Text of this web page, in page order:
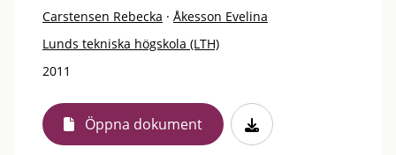
Carstensen Rebecka · Åkesson Evelina
Lunds tekniska högskola (LTH)
2011
Öppna dokument